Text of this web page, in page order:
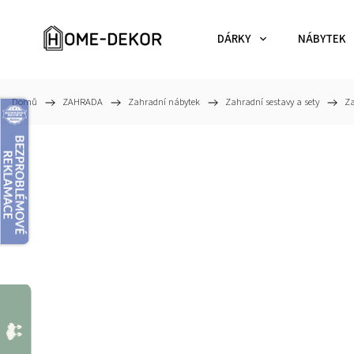
DÁRKY NÁBYTEK
Domů / ZAHRADA / Zahradní nábytek / Zahradní sestavy a sety /